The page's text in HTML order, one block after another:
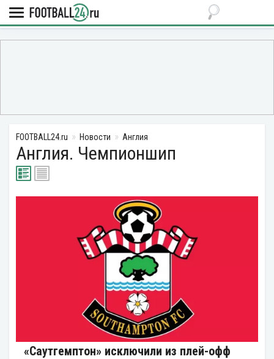
FOOTBALL24.ru Новости Англия
Англия. Чемпионшип
«Саутгемптон» исключили из плей-офф